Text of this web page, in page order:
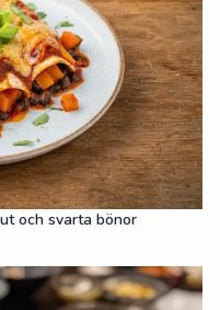
och svarta bönor